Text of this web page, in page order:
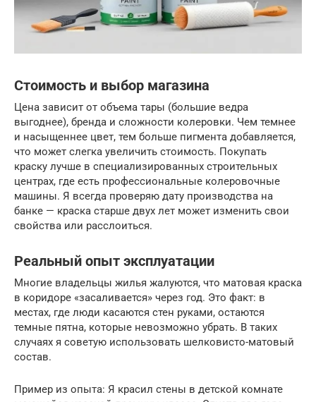
Стоимость и выбор магазина
Цена зависит от объема тары (большие ведра
выгоднее), бренда и сложности колеровки. Чем темнее
и насыщеннее цвет, тем больше пигмента добавляется,
что может слегка увеличить стоимость. Покупать
краску лучше в специализированных строительных
центрах, где есть профессиональные колеровочные
машины. Я всегда проверяю дату производства на
банке — краска старше двух лет может изменить свои
свойства или расслоиться.
Реальный опыт эксплуатации
Многие владельцы жилья жалуются, что матовая краска
в коридоре «засаливается» через год. Это факт: в
местах, где люди касаются стен руками, остаются
темные пятна, которые невозможно убрать. В таких
случаях я советую использовать шелковисто-матовый
состав.
Пример из опыта: Я красил стены в детской комнате